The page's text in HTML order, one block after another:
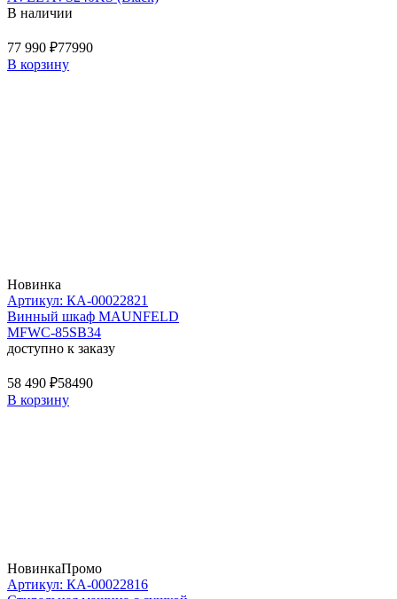
В наличии
77 990 ₽77990
В корзину
Новинка
Артикул: КА-00022821
Винный шкаф MAUNFELD
MFWC-85SB34
доступно к заказу
58 490 ₽58490
В корзину
НовинкаПромо
Артикул: КА-00022816